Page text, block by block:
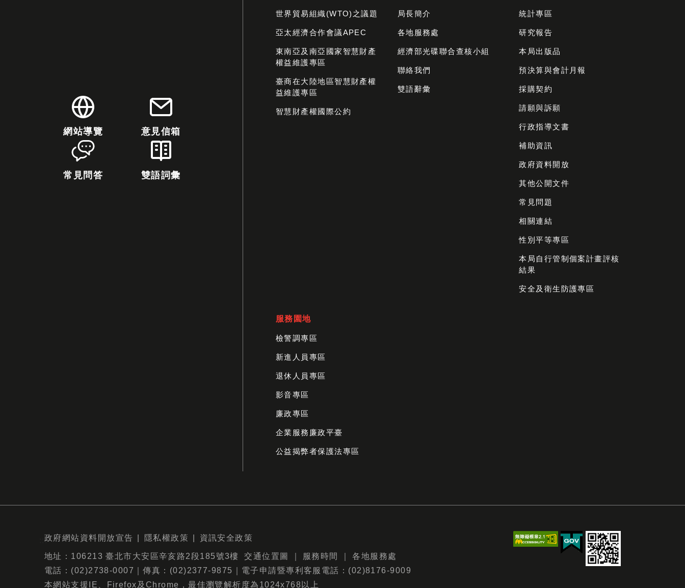
網站導覽 意見信箱
常見問答 雙語詞彙
世界貿易組織(WTO)之議題
亞太經濟合作會議APEC
東南亞及南亞國家智慧財產
權益維護專區
臺商在大陸地區智慧財產權
益維護專區
智慧財產權國際公約
局長簡介
各地服務處
經濟部光碟聯合查核小組
聯絡我們
雙語辭彙
統計專區
研究報告
本局出版品
預決算與會計月報
採購契約
請願與訴願
行政指導文書
補助資訊
政府資料開放
其他公開文件
常見問題
相關連結
性別平等專區
本局自行管制個案計畫評核
結果
安全及衛生防護專區
服務園地
檢警調專區
新進人員專區
退休人員專區
影音專區
廉政專區
企業服務廉政平臺
公益揭弊者保護法專區
:::
政府網站資料開放宣告 隱私權政策 資訊安全政策
地址：106213 臺北市大安區辛亥路2段185號3樓 交通位置圖 服務時間
各地服務處
電話：(02)2738-0007｜傳真：(02)2377-9875｜電子申請暨專利客服電話：(02)8176-9009
本網站支援IE、Firefox及Chrome，最佳瀏覽解析度為1024x768以上